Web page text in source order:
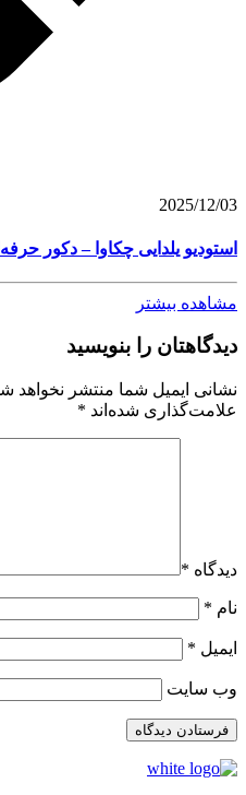
2025/12/03
استودیو یلدایی چکاوا – دکور
مشاهده بیشتر
دیدگاهتان را بنویسید
نشانی ایمیل شما منتشر نخواهد
علامت‌گذاری شده‌اند *
دیدگاه *
نام *
ایمیل *
وب‌ سایت